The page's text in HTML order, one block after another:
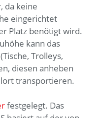
da keine
eingerichtet
Platz benötigt wird.
kann das
Trolleys,
diesen anheben
transportieren.
festgelegt. Das